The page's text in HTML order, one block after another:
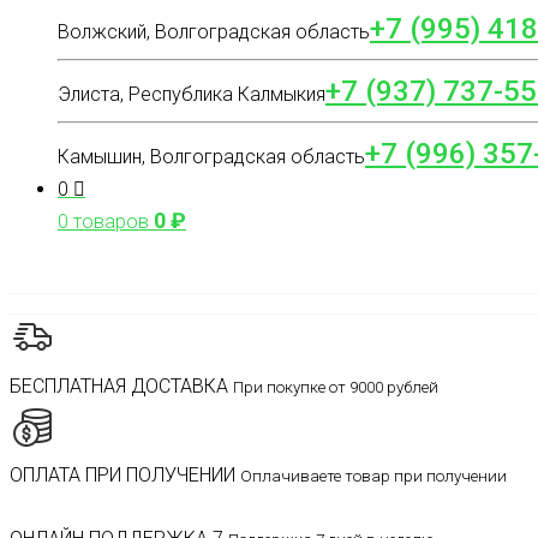
Волжский, Волгоградская область+7 (995)
Элиста, Республика Калмыкия+7 (937) 737-
Камышин, Волгоградская область+7 (996)
0
0 товаров 0₽
БЕСПЛАТНАЯ ДОСТАВКА При покупке от 9000 рублей
ОПЛАТА ПРИ ПОЛУЧЕНИИ Оплачиваете товар при получении